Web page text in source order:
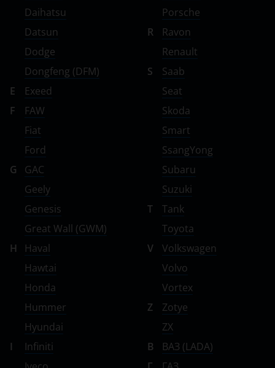
Daihatsu
Datsun
Dodge
Dongfeng (DFM)
E
Exeed
F
FAW
Fiat
Ford
G
GAC
Geely
Genesis
Great Wall (GWM)
H
Haval
Hawtai
Honda
Hummer
Hyundai
I
Infiniti
Porsche
R
Ravon
Renault
S
Saab
Seat
Skoda
Smart
SsangYong
Subaru
Suzuki
T
Tank
Toyota
V
Volkswagen
Volvo
Vortex
Z
Zotye
ZX
В
ВАЗ (LADA)